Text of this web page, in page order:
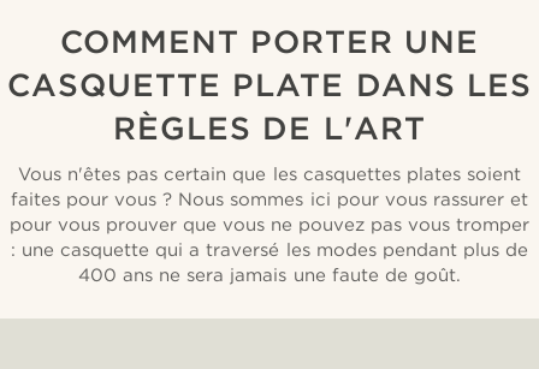
COMMENT PORTER UNE
CASQUETTE PLATE DANS LES
RÈGLES DE L'ART
Vous n'êtes pas certain que les casquettes plates soient
faites pour vous ? Nous sommes ici pour vous rassurer et
pour vous prouver que vous ne pouvez pas vous tromper
: une casquette qui a traversé les modes pendant plus de
400 ans ne sera jamais une faute de goût.